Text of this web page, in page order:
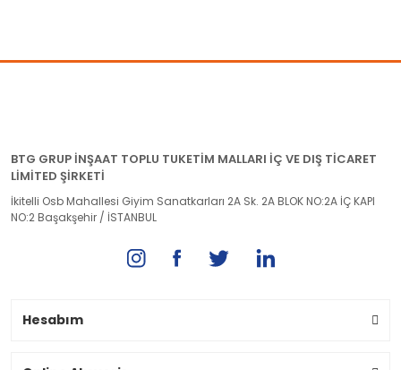
BTG GRUP İNŞAAT TOPLU TUKETİM MALLARI İÇ VE DIŞ TİCARET
LİMİTED ŞİRKETİ
İkitelli Osb Mahallesi Giyim Sanatkarları 2A Sk. 2A BLOK NO:2A İÇ KAPI
NO:2 Başakşehir / İSTANBUL
Hesabım